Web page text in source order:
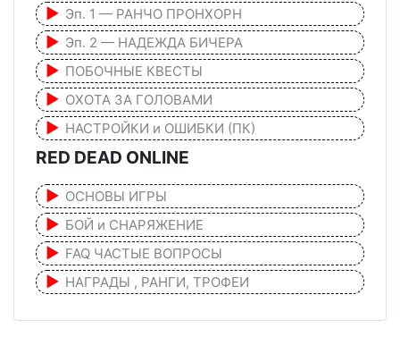
Эп. 1 — РАНЧО ПРОНХОРН
Эп. 2 — НАДЕЖДА БИЧЕРА
ПОБОЧНЫЕ КВЕСТЫ
ОХОТА ЗА ГОЛОВАМИ
НАСТРОЙКИ и ОШИБКИ (ПК)
RED DEAD ONLINE
ОСНОВЫ ИГРЫ
БОЙ и СНАРЯЖЕНИЕ
FAQ ЧАСТЫЕ ВОПРОСЫ
НАГРАДЫ , РАНГИ, ТРОФЕИ